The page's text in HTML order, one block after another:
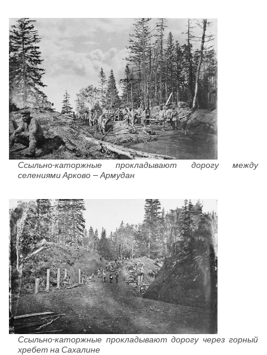
Ссыльно-каторжные прокладывают дорогу между
селениями Арково — Армудан
Ссыльно-каторжные прокладывают дорогу через горный
хребет на Сахалине